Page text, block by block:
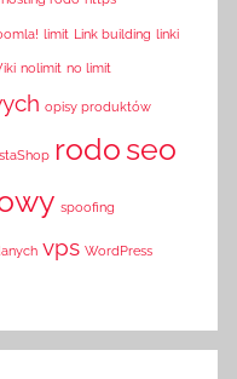
limit Link building linki
nolimit no limit
opisy produktów
rodo seo
spoofing
vps WordPress